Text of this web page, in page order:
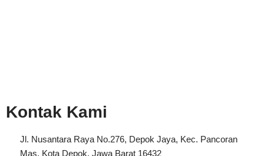
Kontak Kami
Jl. Nusantara Raya No.276, Depok Jaya, Kec. Pancoran
Mas, Kota Depok, Jawa Barat 16432